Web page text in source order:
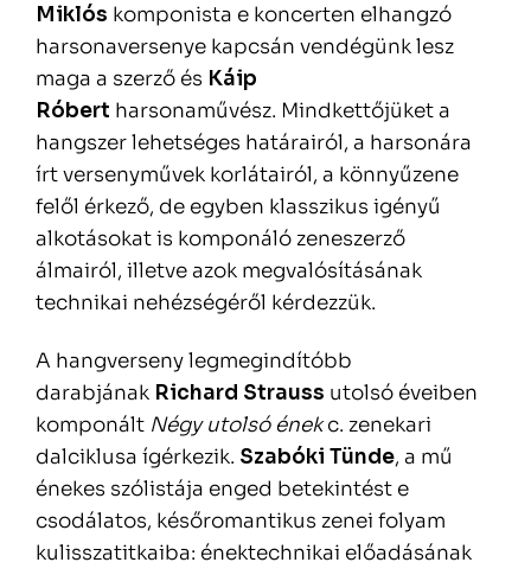
Miklós komponista e koncerten elhangzó
harsonaversenye kapcsán vendégünk lesz
maga a szerző és Káip
Róbert harsonaművész. Mindkettőjüket a
hangszer lehetséges határairól, a harsonára
írt versenyművek korlátairól, a könnyűzene
felől érkező, de egyben klasszikus igényű
alkotásokat is komponáló zeneszerző
álmairól, illetve azok megvalósításának
technikai nehézségéről kérdezzük.
A hangverseny legmegindítóbb
darabjának Richard Strauss utolsó éveiben
komponált Négy utolsó énekc. zenekari
dalciklusa ígérkezik. Szabóki Tünde, a mű
énekes szólistája enged betekintést e
csodálatos, későromantikus zenei folyam
kulisszatitkaiba: énektechnikai előadásának